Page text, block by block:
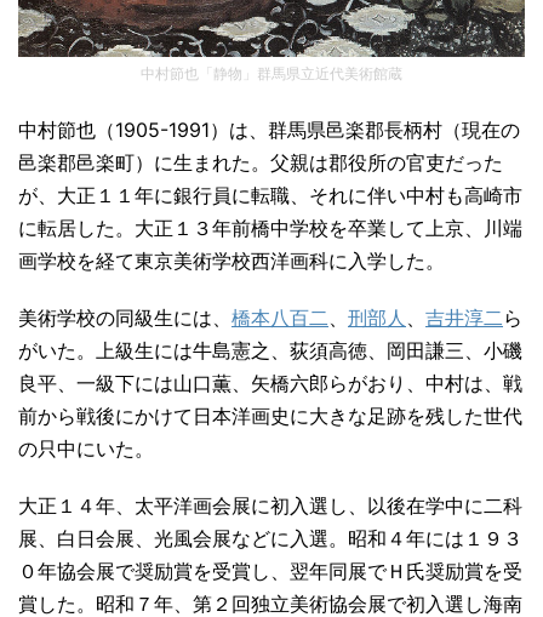
中村節也「静物」群馬県立近代美術館蔵
中村節也（1905-1991）は、群馬県邑楽郡長柄村（現在の
邑楽郡邑楽町）に生まれた。父親は郡役所の官吏だった
が、大正１１年に銀行員に転職、それに伴い中村も高崎市
に転居した。大正１３年前橋中学校を卒業して上京、川端
画学校を経て東京美術学校西洋画科に入学した。
美術学校の同級生には、 橋本八百二 刑部人 吉井淳二 ら
がいた。上級生には牛島憲之、荻須高徳、岡田謙三、小磯
良平、一級下には山口薫、矢橋六郎らがおり、中村は、戦
前から戦後にかけて日本洋画史に大きな足跡を残した世代
の只中にいた。
大正１４年、太平洋画会展に初入選し、以後在学中に二科
展、白日会展、光風会展などに入選。昭和４年には１９３
０年協会展で奨励賞を受賞し、翌年同展でＨ氏奨励賞を受
賞した。昭和７年、第２回独立美術協会展で初入選し海南